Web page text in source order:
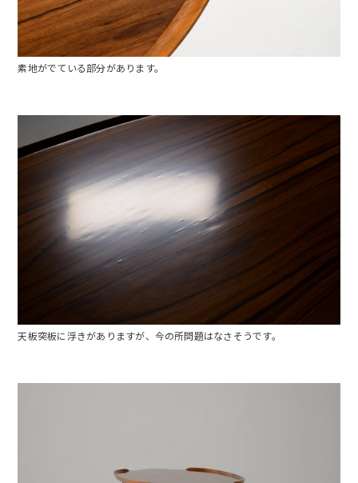
素地がでている部分があります。
天板突板に浮きがありますが、今の所問題はなさそうです。